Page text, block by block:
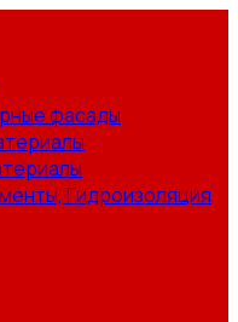
фасады
Гидроизоляция